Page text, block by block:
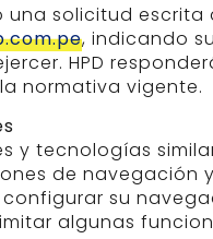
una solicitud escrita
, indicando
HPD
normativa vigente.
y tecnologías
de navegación
su
algunas